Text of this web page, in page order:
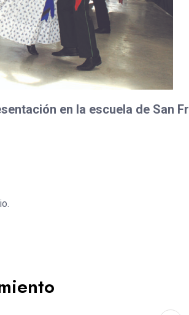
en la escuela de San